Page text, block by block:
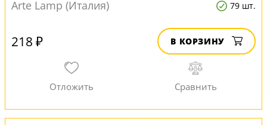
Arte Lamp (Италия)
79 шт.
218 ₽ В КОРЗИНУ